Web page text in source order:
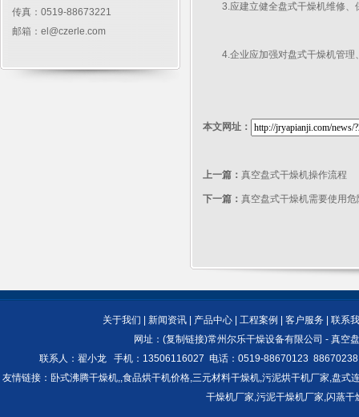
传真：0519-88673221
邮箱： el@czerle.com
3.应建立健全盘式干燥机维修、
4.企业应加强对盘式干燥机管理
本文网址：
上一篇： 真空盘式干燥机操作流程
下一篇： 真空盘式干燥机需要使用
关于我们 新闻资讯| 产品中心| 工程案例 客户服务| 联系
网址：(复制链接)常州尔乐干燥设备有限公司 - 真空
联系人：翟小龙 手机：13506116027 电话：0519-88670123
友情链接： 卧式沸腾干燥机,,食品烘干机价格,三元材料干燥机,污泥烘干机厂家,盘式
干燥机厂家,污泥干燥机厂家,闪蒸干